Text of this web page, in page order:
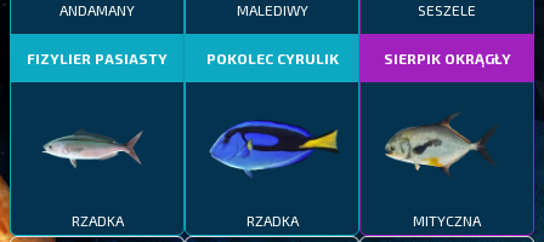
ANDAMANY
FIZYLIER PASIASTY
RZADKA
MALEDIWY
POKOLEC CYRULIK
RZADKA
SESZELE
SIERPIK OKRĄGŁY
MITYCZNA